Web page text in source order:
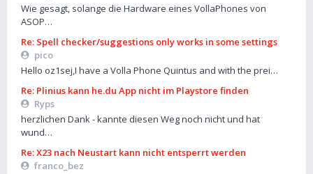
Wie gesagt, solange die Hardware eines VollaPhones von
ASOP…
Re: Spell checker/suggestions only works in some settings
pico
Hello oz1sej,I have a Volla Phone Quintus and with the prei…
Re: Plinius kann he.du App nicht im Playstore finden
Ryps
herzlichen Dank - kannte diesen Weg noch nicht und hat
wund…
Re: X23 nach Neustart kann nicht entsperrt werden
franco_bez